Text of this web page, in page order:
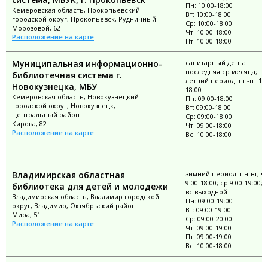
Кемеровская область, Прокопьевский
городской округ, Прокопьевск, Рудничный
Морозовой, 62
Расположение на карте
Пн: 10:00-18:00
Вт: 10:00-18:00
Ср: 10:00-18:00
Чт: 10:00-18:00
Пт: 10:00-18:00
Муниципальная информационно-
библиотечная система г.
Новокузнецка, МБУ
Кемеровская область, Новокузнецкий
городской округ, Новокузнецк,
Центральный район
Кирова, 82
Расположение на карте
санитарный день:
последняя ср месяца;
летний период: пн-пт
18:00
Пн: 09:00-18:00
Вт: 09:00-18:00
Ср: 09:00-18:00
Чт: 09:00-18:00
Вс: 10:00-18:00
Владимирская областная
библиотека для детей и молодежи
Владимирская область, Владимир городской
округ, Владимир, Октябрьский район
Мира, 51
Расположение на карте
зимний период: пн-вт,
9:00-18:00; ср 9:00-19:00;
вс выходной
Пн: 09:00-19:00
Вт: 09:00-19:00
Ср: 09:00-20:00
Чт: 09:00-19:00
Пт: 09:00-19:00
Вс: 10:00-18:00